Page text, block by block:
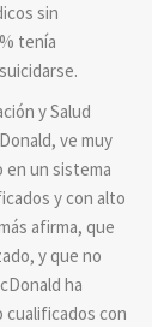
sin
tenía
y Salud
ve muy
en un sistema
y con alto
afirma, que
y que no
ha
cualificados con